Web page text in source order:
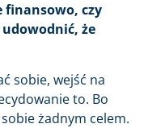
finansowo, czy
że
sobie, wejść na
to. Bo
żadnym celem.